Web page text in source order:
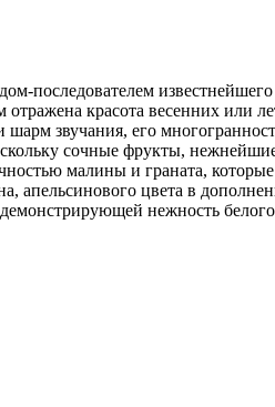
последователем
красота весенних или
звучания, его
сочные фрукты,
малины и граната,
апельсинового цвета в
нежность